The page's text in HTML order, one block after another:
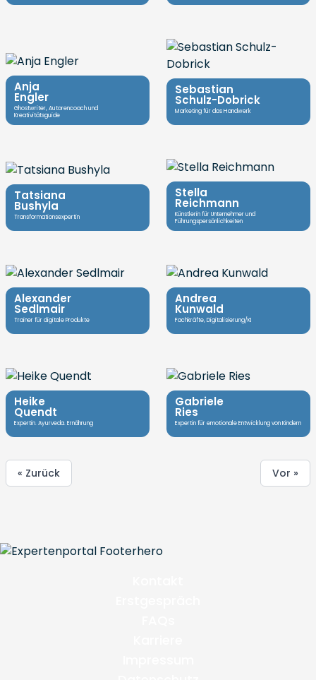
Anja
Engler
Ghostwriter, Autorencoach und
Kreativitätsguide
Sebastian
Schulz-Dobrick
Marketing für das Handwerk
Tatsiana
Bushyla
Transformationsexpertin
Stella
Reichmann
Künstlerin für Unternehmer und
Führungspersönlichkeiten
Alexander
Sedlmair
Trainer für digitale Produkte
Andrea
Kunwald
Fachkräfte, Digitalisierung/KI
Heike
Quendt
Expertin. Ayurveda. Ernährung
Gabriele
Ries
Expertin für emotionale Entwicklung von Kindern
« Zurück Vor »